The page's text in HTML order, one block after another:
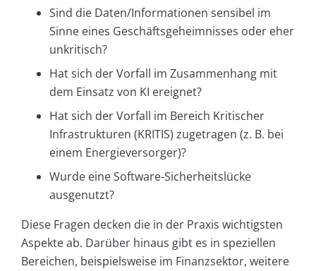
Sind die Daten/Informationen sensibel im
Sinne eines Geschäftsgeheimnisses oder eher
unkritisch?
Hat sich der Vorfall im Zusammenhang mit
dem Einsatz von KI ereignet?
Hat sich der Vorfall im Bereich Kritischer
Infrastrukturen (KRITIS) zugetragen (z. B. bei
einem Energieversorger)?
Wurde eine Software-Sicherheitslücke
ausgenutzt?
Diese Fragen decken die in der Praxis wichtigsten
Aspekte ab. Darüber hinaus gibt es in speziellen
Bereichen, beispielsweise im Finanzsektor, weitere